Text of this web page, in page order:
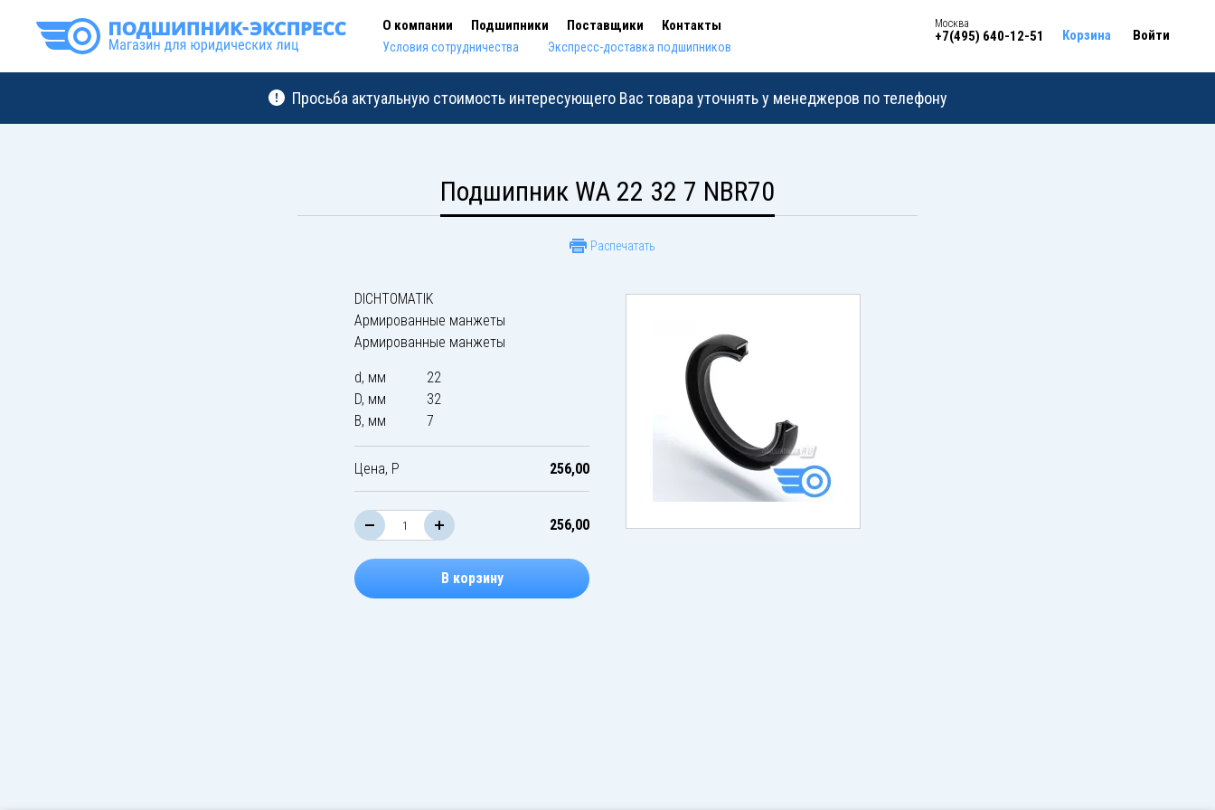
О компании Подшипники Поставщики Контакты
Условия сотрудничества Экспресс-доставка подшипников
Москва
+7(495) 640-12-51 Корзина Войти
Просьба актуальную стоимость интересующего Вас товара уточнять у менеджеров по телефону
Подшипник WA 22 32 7 NBR70
Распечатать
DICHTOMATIK
Армированные манжеты
Армированные манжеты
d, мм
22
D, мм
32
B, мм
7
Цена, Р 256,00
256,00
В корзину